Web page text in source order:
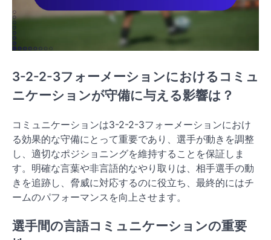
3-2-2-3フォーメーションにおけるコミュ
ニケーションが守備に与える影響は？
コミュニケーションは3-2-2-3フォーメーションにおけ
る効果的な守備にとって重要であり、選手が動きを調整
し、適切なポジショニングを維持することを保証しま
す。明確な言葉や非言語的なやり取りは、相手選手の動
きを追跡し、脅威に対応するのに役立ち、最終的にはチ
ームのパフォーマンスを向上させます。
選手間の言語コミュニケーションの重要